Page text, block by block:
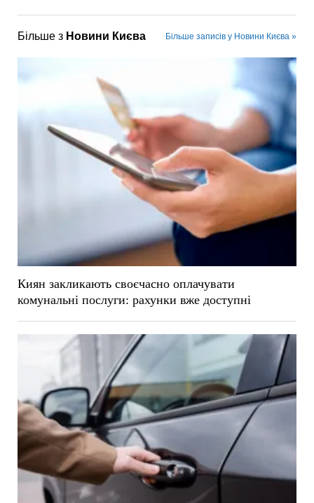
Більше з Новини Києва Більше записів у Новини Києва »
Киян закликають своєчасно оплачувати
комунальні послуги: рахунки вже доступні